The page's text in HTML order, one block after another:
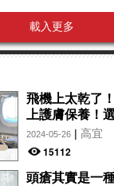
載入更多
飛機上太乾了
上護膚保養！
機上使用吧！
2024-05-26| 高宜
15112
頭瘡其實是一